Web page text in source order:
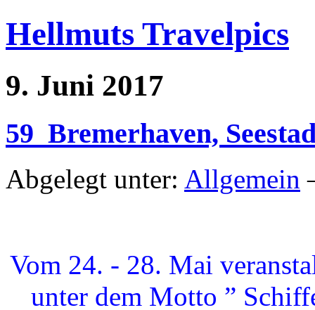
Hellmuts Travelpics
9. Juni 2017
59_Bremerhaven,
Abgelegt unter: Allgemein
Vom 24. - 28. Mai
unter dem Motto ”